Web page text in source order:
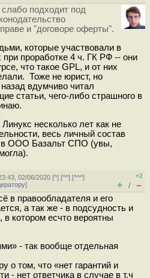
слабо подходит под
и "договоре оферты".
которые участвовали в
при проработке 4 ч. ГК РФ -- они
что такое GPL, и от них
Тоже не юрист, но
вдумчиво читал
статьи, чего-либо страшного в
несколько лет как не
весь личный состав
в ООО Базальт СПО (увы,
02/06/2020 [^] [^^] [^^^]
]
+2
+ / –
в правообладателя и его
а так же - в подсудность и
в котором есчто вероятны
- так вообще отдельная
о том, что «нет гарантий и
- нет ответчика в случае в т.ч